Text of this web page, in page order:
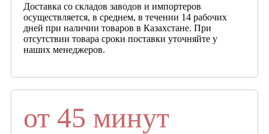
Доставка со складов заводов и импортеров
осуществляется, в среднем, в течении 14 рабочих
дней при наличии товаров в Казахстане. При
отсутствии товара сроки поставки уточняйте у
наших менеджеров.
от 45 минут